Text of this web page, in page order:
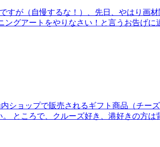
が（自慢するな！）、先日、やはり画
グアートをやりなさい！と言うお告げ
ショップで販売されるギフト商品（チー
ところで、クルーズ好き、港好きの方